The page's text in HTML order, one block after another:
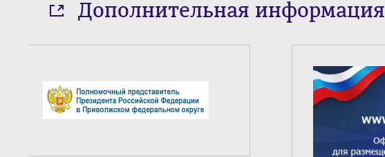
Дополнительная информация